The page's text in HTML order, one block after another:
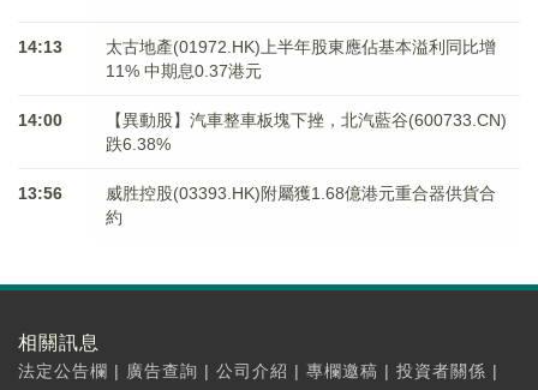
14:13
太古地產(01972.HK)上半年股東應佔基本溢利同比增
11% 中期息0.37港元
14:00
【異動股】汽車整車板塊下挫，北汽藍谷(600733.CN)
跌6.38%
13:56
威胜控股(03393.HK)附屬獲1.68億港元重合器供貨合
約
相關訊息
法定公告欄 | 廣告查詢 | 公司介紹 | 專欄邀稿 | 投資者關係 |